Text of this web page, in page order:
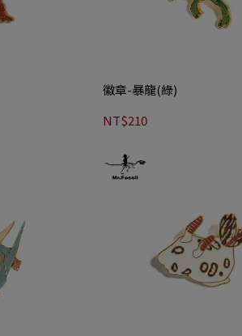
徽章-暴龍(綠)
NT$210